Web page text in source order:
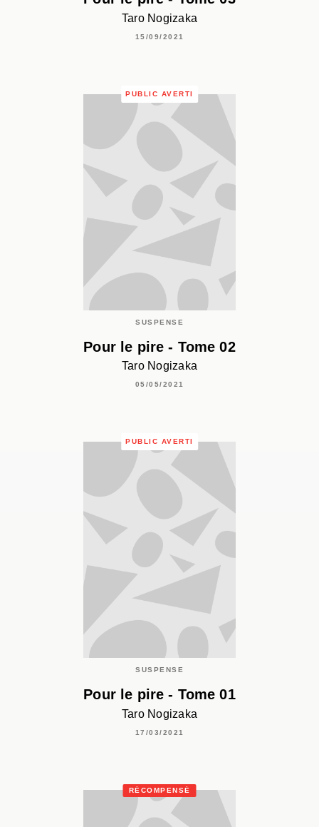
Taro Nogizaka
15/09/2021
PUBLIC AVERTI
SUSPENSE
Pour le pire - Tome 02
Taro Nogizaka
05/05/2021
PUBLIC AVERTI
SUSPENSE
Pour le pire - Tome 01
Taro Nogizaka
17/03/2021
RÉCOMPENSÉ